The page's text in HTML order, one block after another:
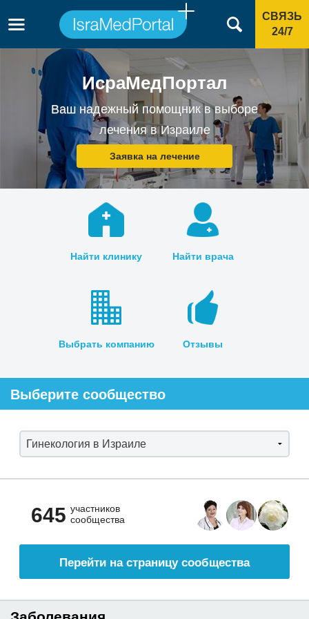
СВЯЗЬ
24/7
ИсраМедПортал
Ваш надежный помощник в выборе
лечения в Израиле
Заявка на лечение
Найти клинику Найти врача
Выбрать компанию Отзывы
Выберите сообщество
645 участников
сообщества
Перейти на страницу сообщества